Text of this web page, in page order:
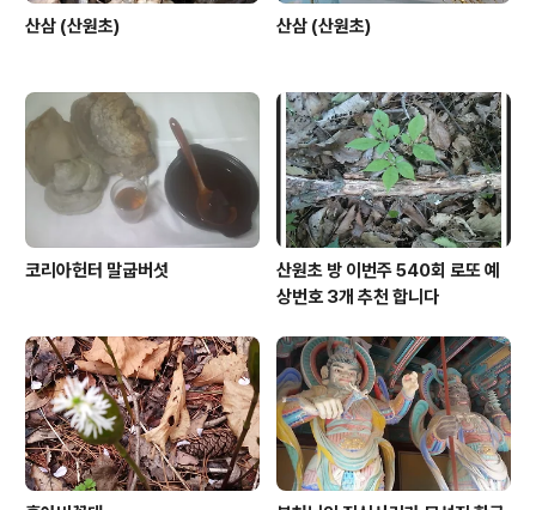
산삼 (산원초) 산삼 (산원초)
코리아헌터 말굽버섯
산원초 방 이번주 540회 로또 예
상번호 3개 추천 합니다